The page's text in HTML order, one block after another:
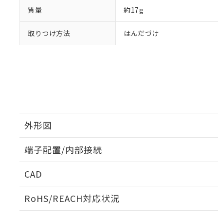
質量 約17g
取りつけ方法 はんだづけ
外形図
端子配置/内部接続
CAD
RoHS/REACH対応状況